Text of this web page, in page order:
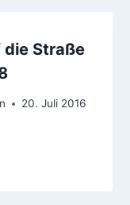
die Straße
20. Juli 2016